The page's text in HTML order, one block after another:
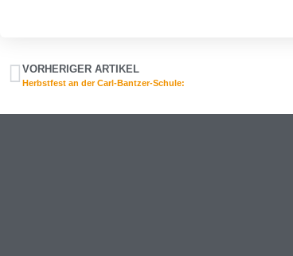
VORHERIGER ARTIKEL
Herbstfest an der Carl-Bantzer-Schule: